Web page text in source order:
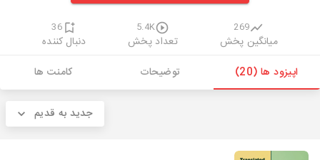
269
میانگین پخش
5.4K
تعداد پخش
36
دنبال کننده
اپیزود ها (20)
توضیحات کامنت ها
جدید به قدیم